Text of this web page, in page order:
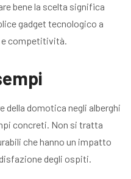
bene la scelta significa
gadget tecnologico a
competitività.
della domotica negli alberghi
concreti. Non si tratta
che hanno un impatto
degli ospiti.